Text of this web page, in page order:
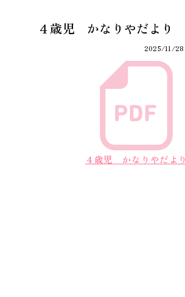
４歳児 かなりやだより
2025/11/28
４歳児 かなりやだより